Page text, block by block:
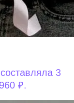
3
₽.